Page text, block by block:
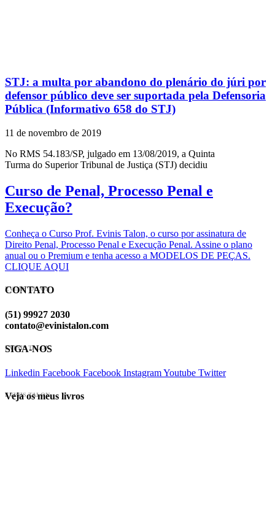
STJ: a multa por abandono do plenário do júri por
defensor público deve ser suportada pela Defensoria
Pública (Informativo 658 do STJ)
11 de novembro de 2019
No RMS 54.183/SP, julgado em 13/08/2019, a Quinta
Turma do Superior Tribunal de Justiça (STJ) decidiu
Curso de Penal, Processo Penal e
Execução?
Conheça o Curso Prof. Evinis Talon, o curso por assinatura de
Direito Penal, Processo Penal e Execução Penal. Assine o plano
anual ou o Premium e tenha acesso a MODELOS DE PEÇAS.
CLIQUE AQUI
EVINIS TALON
CONTATO
(51) 99927 2030
contato@evinistalon.com
EVINIS TALON
SIGA-NOS
Linkedin Facebook Facebook InstagramYoutube Twitter
EVINIS TALON
Veja os meus livros